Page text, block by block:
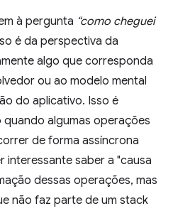
à pergunta “como cheguei
é da perspectiva da
algo que corresponda
ou ao modelo mental
do aplicativo. Isso é
algumas operações
de forma assíncrona
interessante saber a "causa
dessas operações, mas
não faz parte de um stack